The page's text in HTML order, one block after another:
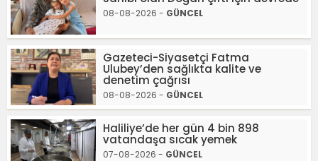
08-08-2026 - GÜNCEL
Gazeteci-Siyasetçi Fatma
Ulubey’den sağlıkta kalite ve
denetim çağrısı
08-08-2026 - GÜNCEL
Haliliye’de her gün 4 bin 898
vatandaşa sıcak yemek
07-08-2026 - GÜNCEL